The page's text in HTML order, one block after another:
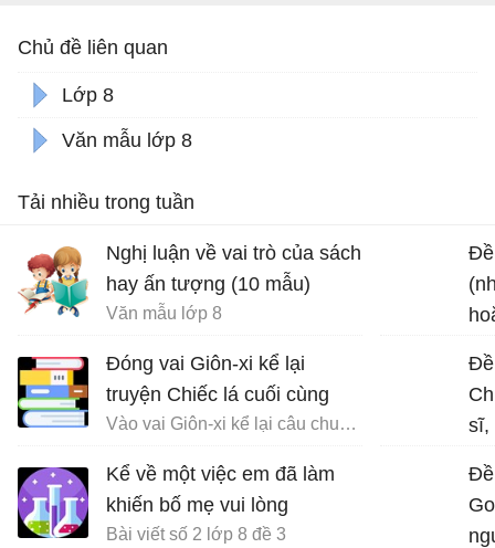
Chủ đề liên quan
Lớp 8
Văn mẫu lớp 8
Tải nhiều trong tuần
Nghị luận về vai trò của sách
hay ấn tượng (10 mẫu)
Văn mẫu lớp 8
Đóng vai Giôn-xi kể lại
truyện Chiếc lá cuối cùng
Vào vai Giôn-xi kể lại câu chuyện Chiếc lá cuối cùng
Kể về một việc em đã làm
khiến bố mẹ vui lòng
Bài viết số 2 lớp 8 đề 3
Đề
Đề
sĩ,
Đề